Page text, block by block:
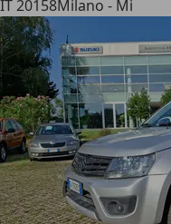
IT 20158Milano - Mi